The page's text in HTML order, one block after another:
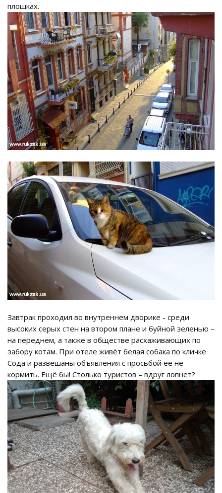
плошках.
Завтрак проходил во внутреннем дворике - среди
высоких серых стен на втором плане и буйной зеленью –
на переднем, а также в обществе расхаживающих по
забору котам. При отеле живёт белая собака по кличке
Сода и развешаны объявления с просьбой её не
кормить. Ещё бы! Столько туристов – вдруг лопнет?